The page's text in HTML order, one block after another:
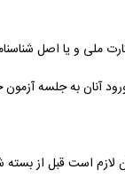
آنان به جلسه